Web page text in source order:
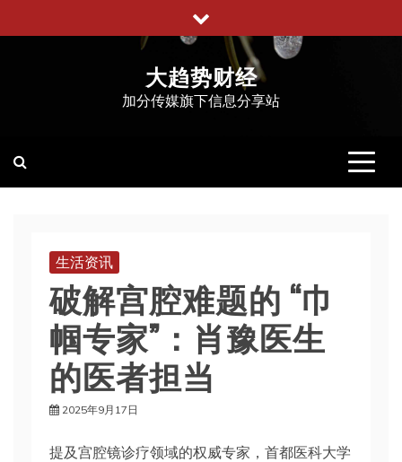
至
大趋势财经
加分传媒旗下信息分享站
生活资讯
破解宫腔难题的 “巾
帼专家”：肖豫医生
的医者担当
2025年9月17日
提及宫腔镜诊疗领域的权威专家，首都医科大学